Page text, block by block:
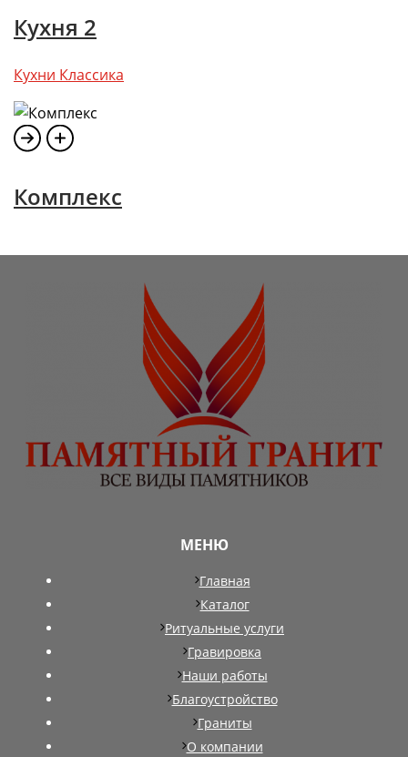
Кухня 2
Кухни Классика
Комплекс
МЕНЮ
Главная
Каталог
Ритуальные услуги
Гравировка
Наши работы
Благоустройство
Граниты
О компании